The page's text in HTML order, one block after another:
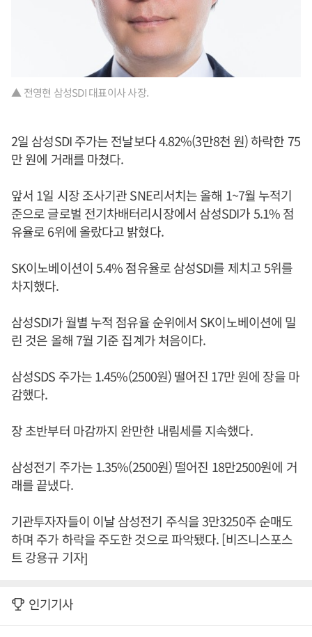
▲ 전영현 삼성SDI 대표이사 사장.
2일 삼성SDI 주가는 전날보다 4.82%(3만8천 원) 하락한 75
만 원에 거래를 마쳤다.
앞서 1일 시장 조사기관 SNE리서치는 올해 1~7월 누적기
준으로 글로벌 전기차배터리시장에서 삼성SDI가 5.1% 점
유율로 6위에 올랐다고 밝혔다.
SK이노베이션이 5.4% 점유율로 삼성SDI를 제치고 5위를
차지했다.
삼성SDI가 월별 누적 점유율 순위에서 SK이노베이션에 밀
린 것은 올해 7월 기준 집계가 처음이다.
삼성SDS 주가는 1.45%(2500원) 떨어진 17만 원에 장을 마
감했다.
장 초반부터 마감까지 완만한 내림세를 지속했다.
삼성전기 주가는 1.35%(2500원) 떨어진 18만2500원에 거
래를 끝냈다.
기관투자자들이 이날 삼성전기 주식을 3만3250주 순매도
하며 주가 하락을 주도한 것으로 파악됐다. [비즈니스포스
트 강용규 기자]
인기기사